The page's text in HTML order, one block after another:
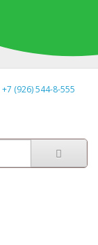
+7 (926) 544-8-555